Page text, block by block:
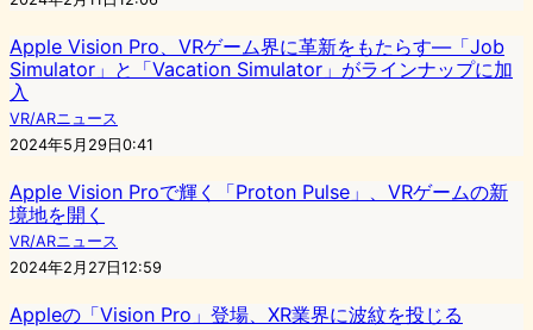
Apple Vision Pro、VRゲーム界に革新をもたらす—「Job
Simulator」と「Vacation Simulator」がラインナップに加
入
VR/ARニュース
2024年5月29日0:41
Apple Vision Proで輝く「Proton Pulse」、VRゲームの新
境地を開く
VR/ARニュース
2024年2月27日12:59
Appleの「Vision Pro」登場、XR業界に波紋を投じる